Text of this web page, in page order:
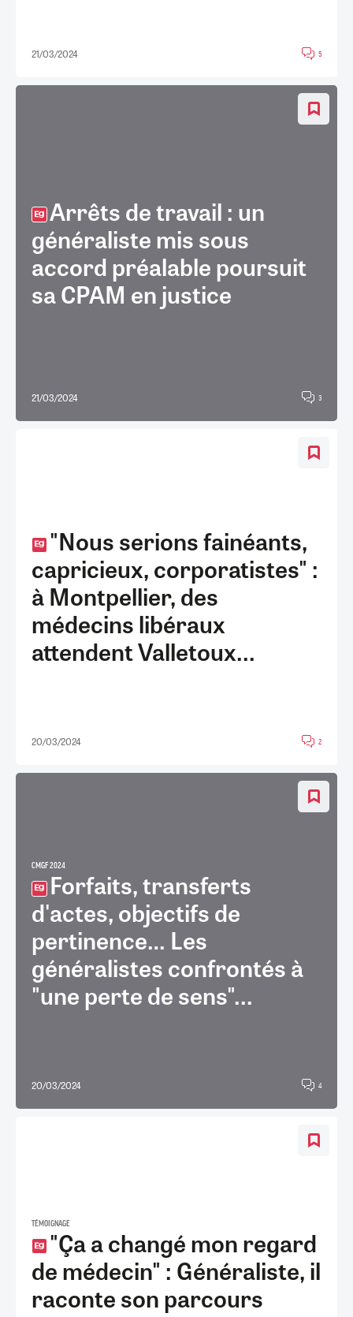
21/03/2024 5
Arrêts de travail : un
généraliste mis sous
accord préalable poursuit
sa CPAM en justice
21/03/2024 3
"Nous serions fainéants,
capricieux, corporatistes" :
à Montpellier, des
médecins libéraux
attendent Valletoux...
20/03/2024 2
CMGF 2024
Forfaits, transferts
d'actes, objectifs de
pertinence… Les
généralistes confrontés à
"une perte de sens"...
20/03/2024 4
TÉMOIGNAGE
"Ça a changé mon regard
de médecin" : Généraliste, il
raconte son parcours